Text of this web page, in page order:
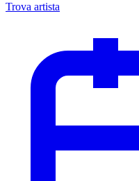
Trova artista